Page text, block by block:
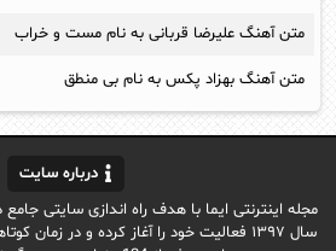
متن آهنگ علیرضا قربانی به نام مست و خراب
متن آهنگ بهزاد پکس به نام بی منطق
درباره سایت
مجله اینترنتی ایما با هدف راه اندازی سایتی
سال ۱۳۹۷ فعالیت خود را آغاز کرده و در